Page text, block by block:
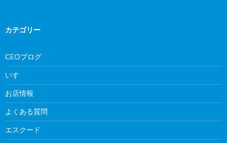
カテゴリー
CEOブログ
いすゞ
お店情報
よくある質問
エスクード